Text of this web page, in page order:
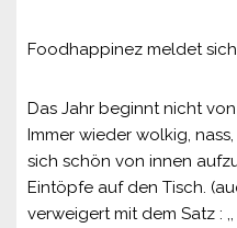
Foodhappinez meldet
Das Jahr beginnt nicht
Immer wieder wolkig,
sich schön von innen
Eintöpfe auf den Tisch.
verweigert mit dem Satz : ,,